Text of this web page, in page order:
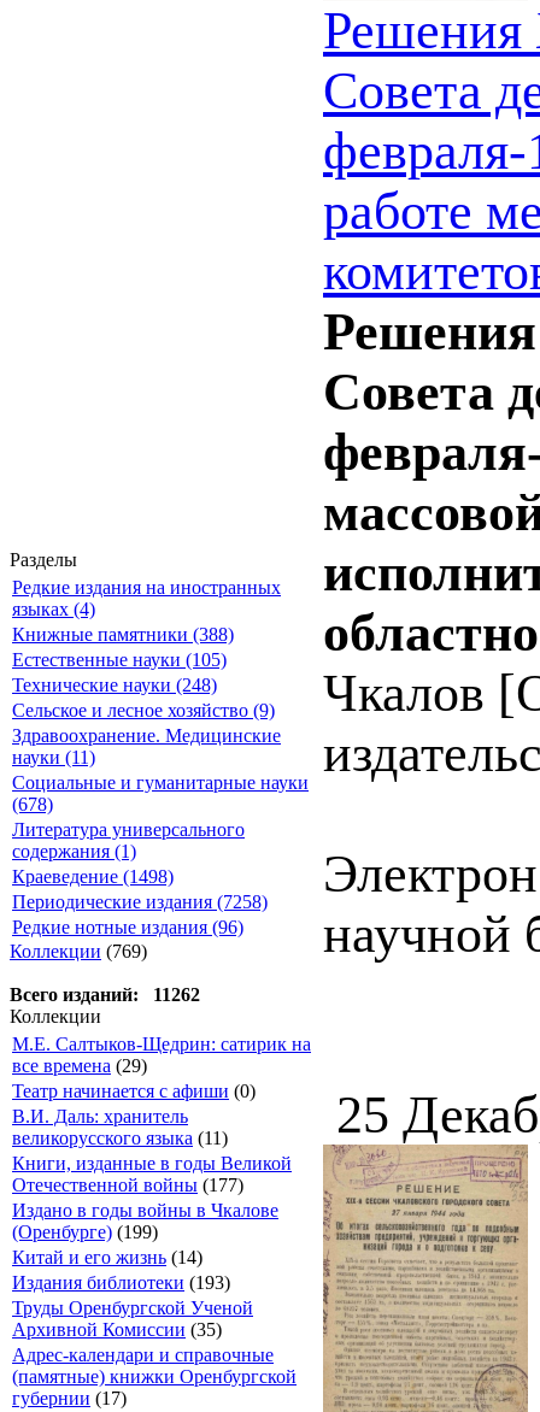
Разделы
Редкие издания на иностранных
языках (4)
Книжные памятники (388)
Естественные науки (105)
Технические науки (248)
Сельское и лесное хозяйство (9)
Здравоохранение. Медицинские
науки (11)
Социальные и гуманитарные науки
(678)
Литература универсального
содержания (1)
Краеведение (1498)
Периодические издания (7258)
Редкие нотные издания (96)
Коллекции (769)
Всего изданий: 11262
Коллекции
М.Е. Салтыков-Щедрин: сатирик на
все времена (29)
Театр начинается с афиши (0)
В.И. Даль: хранитель
великорусского языка (11)
Книги, изданные в годы Великой
Отечественной войны (177)
Издано в годы войны в Чкалове
(Оренбурге) (199)
Китай и его жизнь (14)
Издания библиотеки (193)
Труды Оренбургской Ученой
Архивной Комиссии (35)
Адрес-календари и справочные
(памятные) книжки Оренбургской
губернии (17)
Решения
Совета
работе
Решения
Совета
Чкалов
научной
25